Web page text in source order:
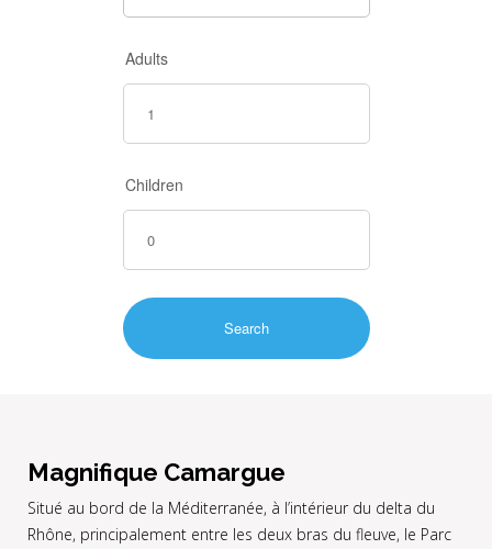
Adults
Children
Magnifique Camargue
Situé au bord de la Méditerranée, à l’intérieur du delta du
Rhône, principalement entre les deux bras du fleuve, le Parc